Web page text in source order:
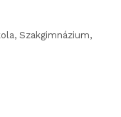
Szakgimnázium,